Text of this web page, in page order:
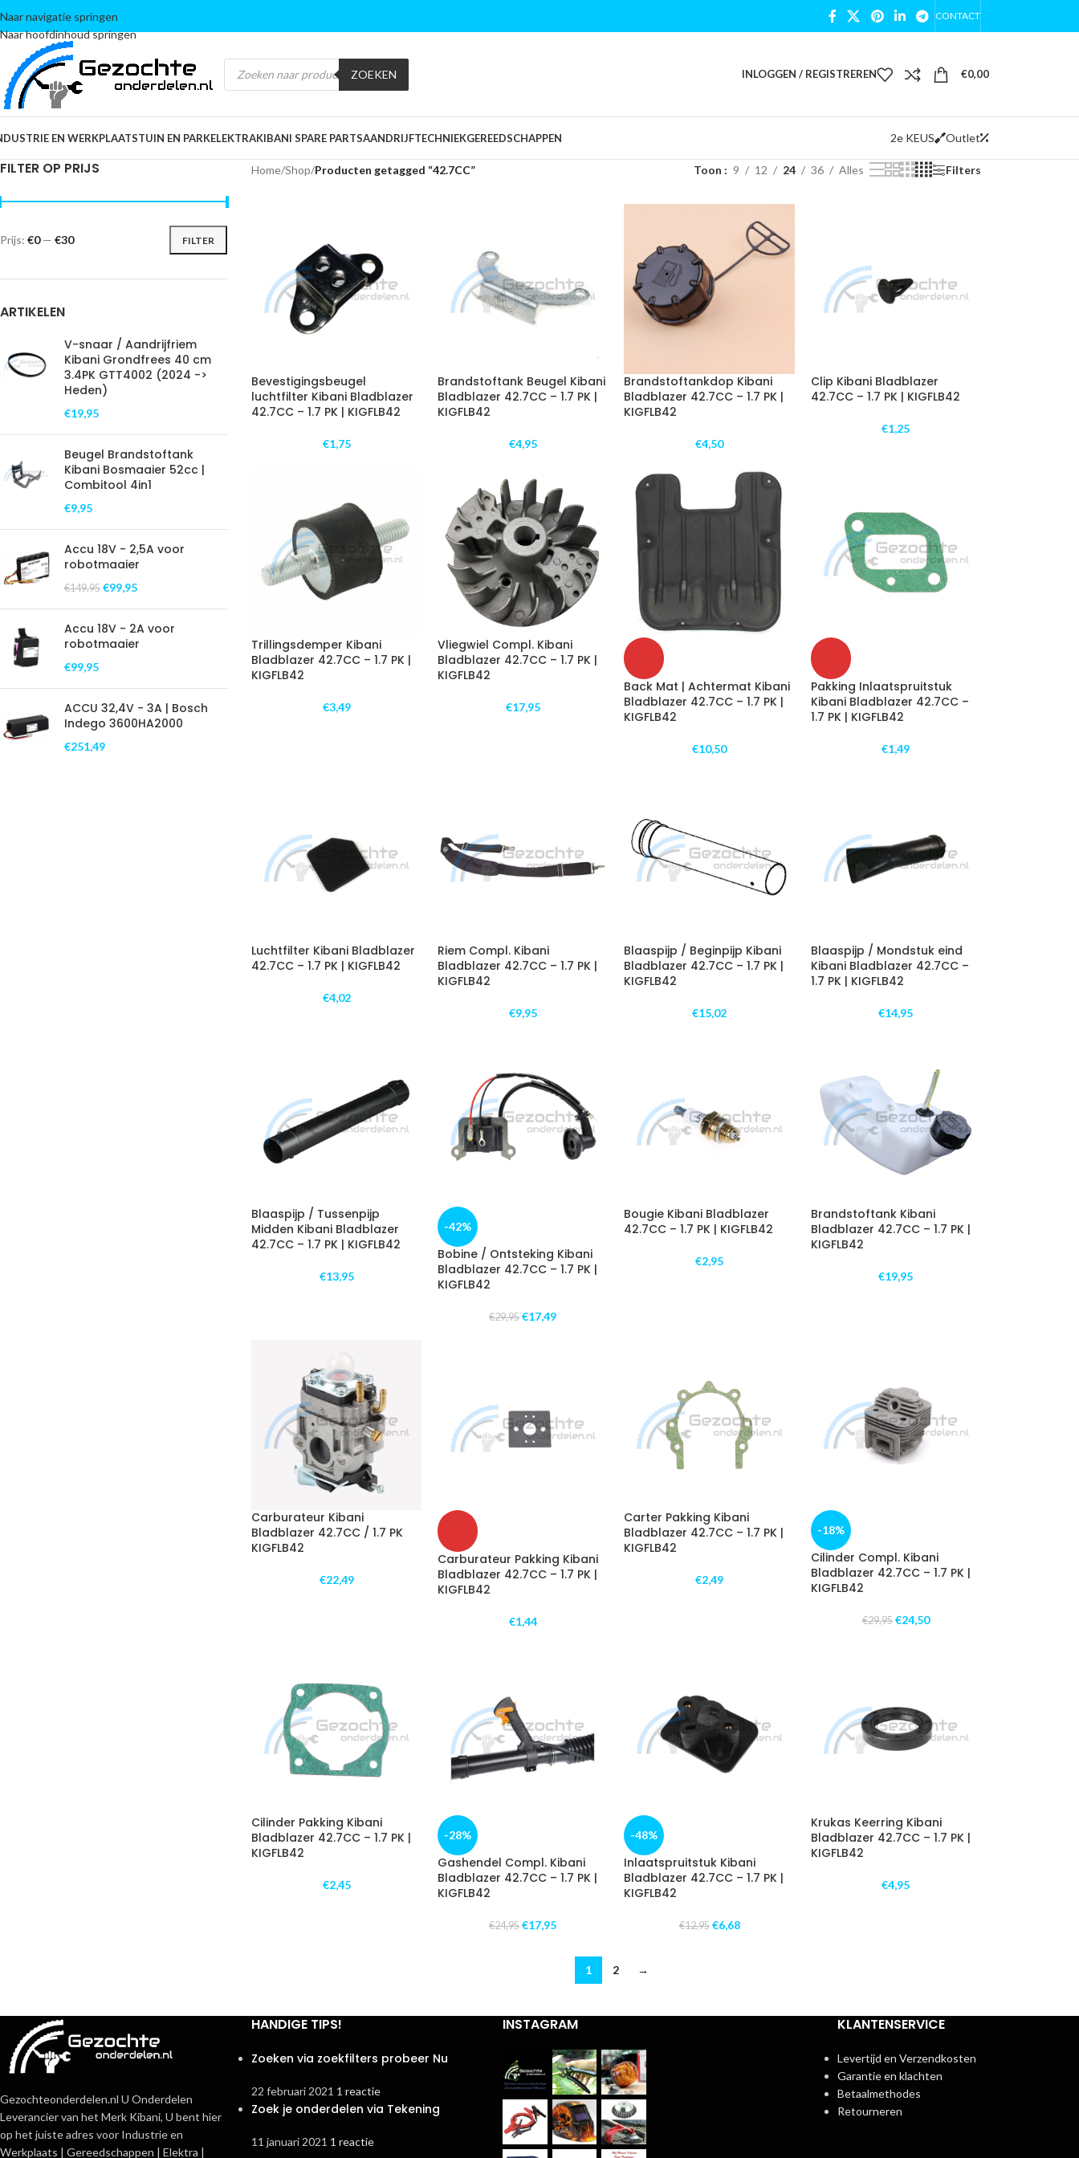
Naar navigatie springen
Naar hoofdinhoud springen
CONTACT
ZOEKEN INLOGGEN / REGISTREREN €0,00
EN WERKPLAATSTUIN EN PARKELEKTRAKIBANI SPARE PARTSAANDRIJFTECHNIEKGEREEDSCHAPPEN 2e KEUS Outlet
FILTER OP PRIJS
FILTER
Prijs: €0— €30
ARTIKELEN
V-snaar / Aandrijfriem
Kibani Grondfrees 40 cm
3.4PK GTT4002 (2024 ->
Heden)
€19,95
Beugel Brandstoftank
Kibani Bosmaaier 52cc |
Combitool 4in1
€9,95
Accu 18V - 2,5A voor
robotmaaier
€149,95 €99,95
Accu 18V - 2A voor
robotmaaier
€99,95
ACCU 32,4V - 3A | Bosch
Indego 3600HA2000
€251,49
Home/Shop/Producten getagged “42.7CC” Toon 9 12 24 36 Alles Filters
Bevestigingsbeugel
luchtfilter Kibani Bladblazer
42.7CC – 1.7 PK | KIGFLB42
€1,75
Brandstoftank Beugel Kibani
Bladblazer 42.7CC – 1.7 PK |
KIGFLB42
€4,95
Brandstoftankdop Kibani
Bladblazer 42.7CC – 1.7 PK |
KIGFLB42
€4,50
Clip Kibani Bladblazer
42.7CC – 1.7 PK | KIGFLB42
€1,25
Trillingsdemper Kibani
Bladblazer 42.7CC – 1.7 PK |
KIGFLB42
€3,49
Vliegwiel Compl. Kibani
Bladblazer 42.7CC – 1.7 PK |
KIGFLB42
€17,95
Back Mat | Achtermat Kibani
Bladblazer 42.7CC – 1.7 PK |
KIGFLB42
€10,50
Pakking Inlaatspruitstuk
Kibani Bladblazer 42.7CC –
1.7 PK | KIGFLB42
€1,49
Luchtfilter Kibani Bladblazer
42.7CC – 1.7 PK | KIGFLB42
€4,02
Riem Compl. Kibani
Bladblazer 42.7CC – 1.7 PK |
KIGFLB42
€9,95
Blaaspijp / Beginpijp Kibani
Bladblazer 42.7CC – 1.7 PK |
KIGFLB42
€15,02
Blaaspijp / Mondstuk eind
Kibani Bladblazer 42.7CC –
1.7 PK | KIGFLB42
€14,95
Blaaspijp / Tussenpijp
Midden Kibani Bladblazer
42.7CC – 1.7 PK | KIGFLB42
€13,95
-42%
Bobine / Ontsteking Kibani
Bladblazer 42.7CC – 1.7 PK |
KIGFLB42
€29,95 €17,49
Bougie Kibani Bladblazer
42.7CC – 1.7 PK | KIGFLB42
€2,95
Brandstoftank Kibani
Bladblazer 42.7CC – 1.7 PK |
KIGFLB42
€19,95
Carburateur Kibani
Bladblazer 42.7CC / 1.7 PK
KIGFLB42
€22,49
Carburateur Pakking Kibani
Bladblazer 42.7CC – 1.7 PK |
KIGFLB42
€1,44
Carter Pakking Kibani
Bladblazer 42.7CC – 1.7 PK |
KIGFLB42
€2,49
-18%
Cilinder Compl. Kibani
Bladblazer 42.7CC – 1.7 PK |
KIGFLB42
€29,95 €24,50
Cilinder Pakking Kibani
Bladblazer 42.7CC – 1.7 PK |
KIGFLB42
€2,45
-28%
Gashendel Compl. Kibani
Bladblazer 42.7CC – 1.7 PK |
KIGFLB42
€24,95 €17,95
-48%
Inlaatspruitstuk Kibani
Bladblazer 42.7CC – 1.7 PK |
KIGFLB42
€12,95 €6,68
Krukas Keerring Kibani
Bladblazer 42.7CC – 1.7 PK |
KIGFLB42
€4,95
1 2 →
Gezochteonderdelen.nl U Onderdelen
Leverancier van het Merk Kibani, U bent hier
op het juiste adres voor Industrie en
Werkplaats | Gereedschappen | Elektra |
HANDIGE TIPS!
Zoeken via zoekfilters probeer Nu
22 februari 2021 1 reactie
Zoek je onderdelen via Tekening
11 januari 2021 1 reactie
INSTAGRAM KLANTENSERVICE
Levertijd en Verzendkosten
Garantie en klachten
Betaalmethodes
Retourneren